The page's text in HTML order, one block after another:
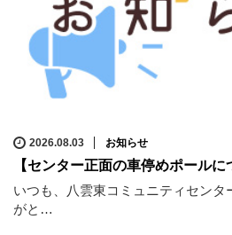
2026.08.03 お知らせ
【センター正面の車停めポールに
いつも、八雲東コミュニティセンタ
がと…